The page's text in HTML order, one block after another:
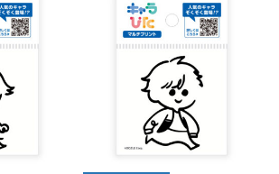
アイロンプリントシート